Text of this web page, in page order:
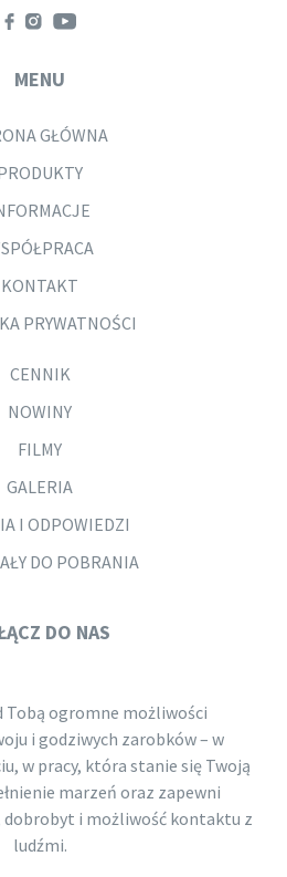
MENU
GŁÓWNA
KONTAKT
PRYWATNOŚCI
CENNIK
NOWINY
FILMY
GALERIA
I ODPOWIEDZI
DO POBRANIA
DO NAS
Tobą ogromne możliwości
i godziwych zarobków – w
w pracy, która stanie się Twoją
marzeń oraz zapewni
i możliwość kontaktu z
ludźmi.